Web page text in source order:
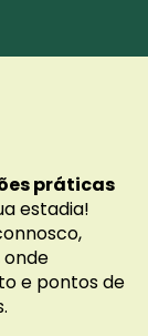
práticas
estadia!
onde
e pontos de